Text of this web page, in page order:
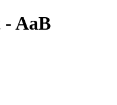
AaB